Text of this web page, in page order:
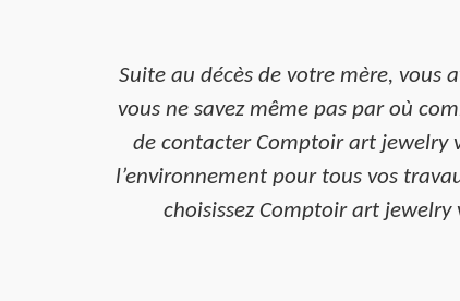
Suite au décès de votre mère, vous
vous ne savez même pas par où
de contacter Comptoir art jewelry
l’environnement pour tous vos
choisissez Comptoir art